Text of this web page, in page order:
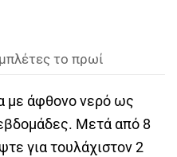
το πρωί
με άφθονο νερό ως
Μετά από 8
για τουλάχιστον 2